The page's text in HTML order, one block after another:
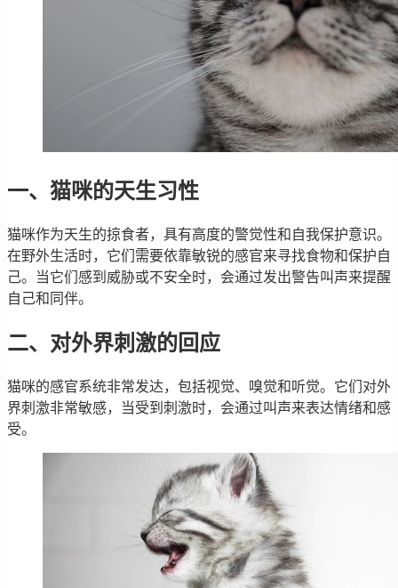
一、猫咪的天生习性
猫咪作为天生的掠食者，具有高度的警觉性和自我保护意识。
在野外生活时，它们需要依靠敏锐的感官来寻找食物和保护自
己。当它们感到威胁或不安全时，会通过发出警告叫声来提醒
自己和同伴。
二、对外界刺激的回应
猫咪的感官系统非常发达，包括视觉、嗅觉和听觉。它们对外
界刺激非常敏感，当受到刺激时，会通过叫声来表达情绪和感
受。